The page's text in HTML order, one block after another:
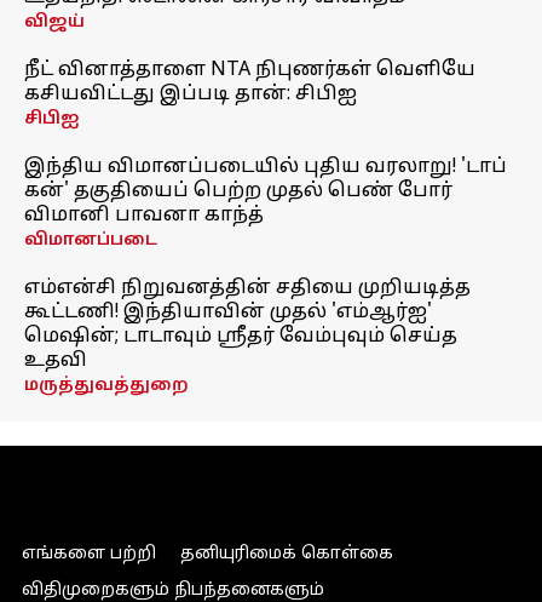
விஜய்
நீட் வினாத்தாளை NTA நிபுணர்கள் வெளியே
கசியவிட்டது இப்படி தான்: சிபிஐ
சிபிஐ
இந்திய விமானப்படையில் புதிய வரலாறு! 'டாப்
கன்' தகுதியைப் பெற்ற முதல் பெண் போர்
விமானி பாவனா காந்த்
விமானப்படை
எம்என்சி நிறுவனத்தின் சதியை முறியடித்த
கூட்டணி! இந்தியாவின் முதல் 'எம்ஆர்ஐ'
மெஷின்; டாடாவும் ஸ்ரீதர் வேம்புவும் செய்த
உதவி
மருத்துவத்துறை
எங்களை பற்றி
தனியுரிமைக் கொள்கை
விதிமுறைகளும் நிபந்தனைகளும்